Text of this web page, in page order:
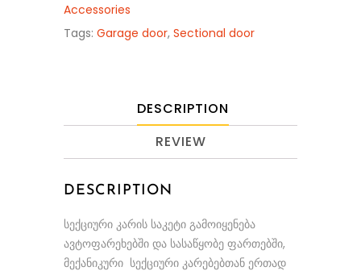
Accessories
Tags: Garage door, Sectional door
DESCRIPTION
REVIEW
DESCRIPTION
სექციური კარის საკეტი გამოიყენება
ავტოფარეხებში და სასაწყობე ფართებში,
მექანიკური სექციური კარებებთან ერთად